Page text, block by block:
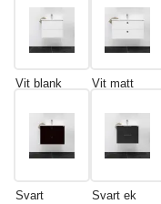
Vit blank Vit matt
Svart
Svart ek